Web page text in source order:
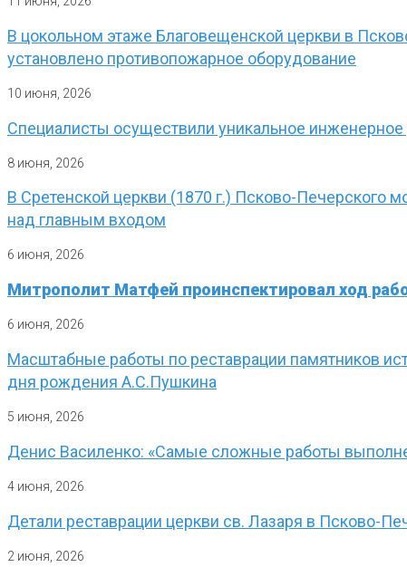
В цокольном этаже Благовещенской церкви в
установлено противопожарное оборудование
10 июня, 2026
Специалисты осуществили уникальное
8 июня, 2026
В Сретенской церкви (1870 г.) Псково-Печерского
над главным входом
6 июня, 2026
Митрополит Матфей проинспектировал ход
6 июня, 2026
Масштабные работы по реставрации памятников
дня рождения А.С.Пушкина
5 июня, 2026
Денис Василенко: «Самые сложные работы
4 июня, 2026
Детали реставрации церкви св. Лазаря в Псково-
2 июня, 2026